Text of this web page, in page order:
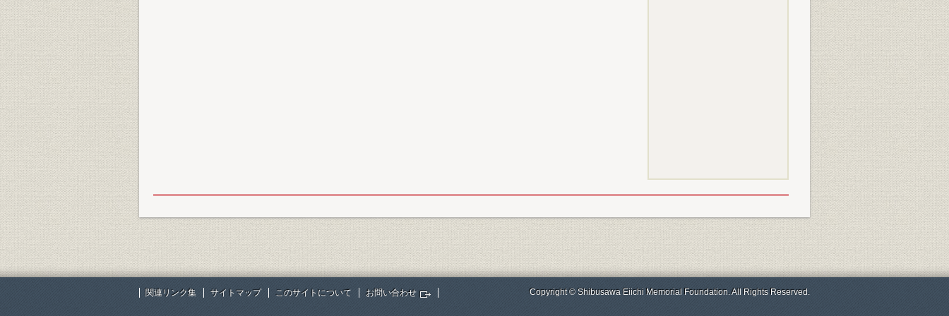
関連リンク集 サイトマップ このサイトについて お問い合わせ Copyright © Shibusawa Eiichi Memorial Foundation. All Rights Reserved.